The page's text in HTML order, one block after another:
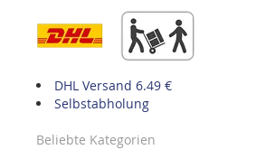
DHL Versand 6.49 €
Selbstabholung
Beliebte Kategorien